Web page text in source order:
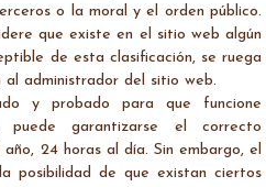
o la moral y el orden público.
que existe en el sitio web algún
de esta clasificación, se ruega
administrador del sitio web.
y probado para que funcione
puede garantizarse el correcto
24 horas al día. Sin embargo, el
posibilidad de que existan ciertos